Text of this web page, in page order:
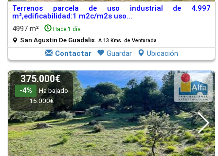
Terrenos parcela de uso industrial de 4.997
m²,edificabilidad:1 m2c/m2s uso...
4997 m²
Hace 1 día
San Agustin De Guadalix. A 13 Kms. de Venturada
Contactar Guardar Ubicación
375.000€
-4%
Ha bajado
15.000€